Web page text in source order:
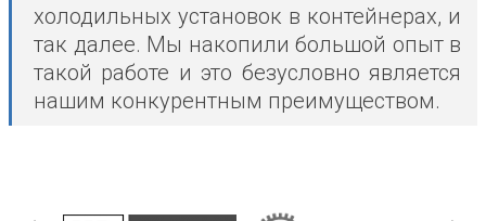
холодильных установок в контейнерах, и
так далее. Мы накопили большой опыт в
такой работе и это безусловно является
нашим конкурентным преимуществом.